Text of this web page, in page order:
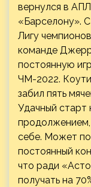
вернулся в
«Барселону».
Лигу
команде
постоянную
ЧМ-2022.
забил пять
Удачный
продолжением,
себе. Может
постоянный
что ради
получать на